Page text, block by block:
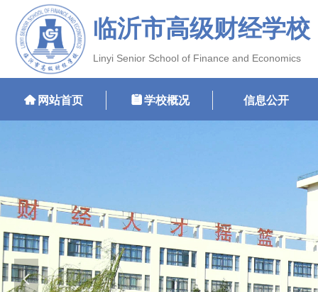
临沂市高级财经学校
Linyi Senior School of Finance and Economics
넳
낀 网站首页 뀳 学校概况 信息公开